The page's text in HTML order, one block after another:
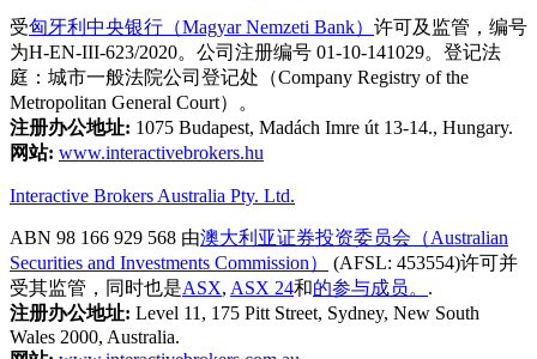
受匈牙利中央银行（Magyar Nemzeti Bank） 许可及监管，编号
为H-EN-III-623/2020。公司注册编号 01-10-141029。登记法
庭：城市一般法院公司登记处（Company Registry of the
Metropolitan General Court）。
注册办公地址: 1075 Budapest, Madách Imre út 13-14., Hungary.
网站: www.interactivebrokers.hu
Interactive Brokers Australia Pty. Ltd.
ABN 98 166 929 568 由澳大利亚证券投资委员会（Australian
Securities and Investments Commission）
(AFSL: 453554)许可并
受其监管，同时也是ASX, ASX 24和的参与成员。 .
注册办公地址: Level 11, 175 Pitt Street, Sydney, New South
Wales 2000, Australia.